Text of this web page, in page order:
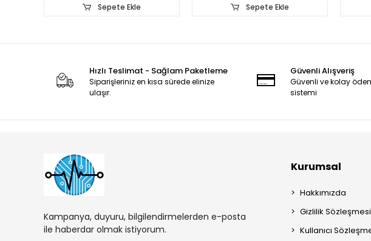
Sepete Ekle Sepete Ekle
Hızlı Teslimat - Sağlam Paketleme
Siparişleriniz en kısa sürede elinize
ulaşır.
Güvenli Alışveriş
Güvenli ve kolay
sistemi
Kampanya, duyuru, bilgilendirmelerden e-posta
ile haberdar olmak istiyorum.
Kurumsal
Hakkımızda
Gizlilik Sözleşmesi
Kullanıcı